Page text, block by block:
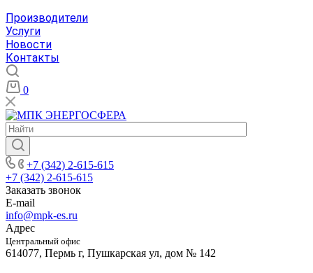
Производители
Услуги
Новости
Контакты
0
+7 (342) 2-615-615
+7 (342) 2-615-615
Заказать звонок
E-mail
info@mpk-es.ru
Адрес
Центральный офис
614077, Пермь г, Пушкарская ул, дом № 142